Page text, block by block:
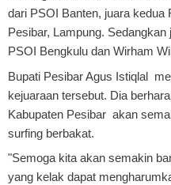
dari PSOI Banten, juara kedua
Pesibar, Lampung.
PSOI Bengkulu dan Wirham
Bupati Pesibar Agus Istiqlal
kejuaraan tersebut. Dia
Kabupaten Pesibar akan
surfing berbakat.
"Semoga kita akan semakin
yang kelak dapat